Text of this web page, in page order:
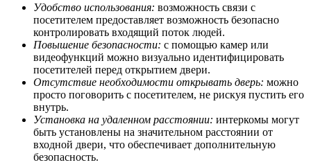
Удобство использования: возможность связи с
посетителем предоставляет возможность безопасно
контролировать входящий поток людей.
Повышение безопасности: с помощью камер или
видеофункций можно визуально идентифицировать
посетителей перед открытием двери.
Отсутствие необходимости открывать дверь: можно
просто поговорить с посетителем, не рискуя пустить его
внутрь.
Установка на удаленном расстоянии: интеркомы могут
быть установлены на значительном расстоянии от
входной двери, что обеспечивает дополнительную
безопасность.